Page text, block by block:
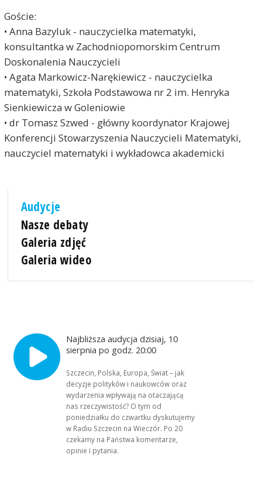
Goście:
• Anna Bazyluk - nauczycielka matematyki,
konsultantka w Zachodniopomorskim Centrum
Doskonalenia Nauczycieli
• Agata Markowicz-Narękiewicz - nauczycielka
matematyki, Szkoła Podstawowa nr 2 im. Henryka
Sienkiewicza w Goleniowie
• dr Tomasz Szwed - główny koordynator Krajowej
Konferencji Stowarzyszenia Nauczycieli Matematyki,
nauczyciel matematyki i wykładowca akademicki
Audycje
Nasze debaty
Galeria zdjęć
Galeria wideo
Najbliższa audycja dzisiaj, 10
sierpnia po godz. 20:00
Szczecin, Polska, Europa, Świat – jak
decyzje polityków i naukowców oraz
wydarzenia wpływają na otaczającą
nas rzeczywistość? O tym od
poniedziałku do czwartku dyskutujemy
w Radiu Szczecin na Wieczór. Po 20
czekamy na Państwa komentarze,
opinie i pytania.